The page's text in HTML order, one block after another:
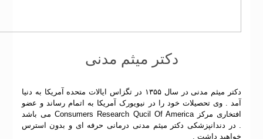
دکتر میثم مدنی
دکتر میثم مدنی در سال ۱۳۵۵ در تگزاس ایالات متحده آمریکا به دنیا
آمد . وی تحصیلات خود را در نیویورک آمریکا به اتمام رساند و عضو
افتخاری مرکز Consumers Research Qucil Of America می باشد
. در دندانپزشکی دکتر میثم مدنی درمانی حرفه ای و بدون استرس
خواهید داشت .